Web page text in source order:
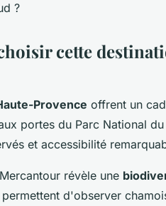
?
cette
Provence offrent un
portes du Parc National
et accessibilité
révèle une
permettent d'observer